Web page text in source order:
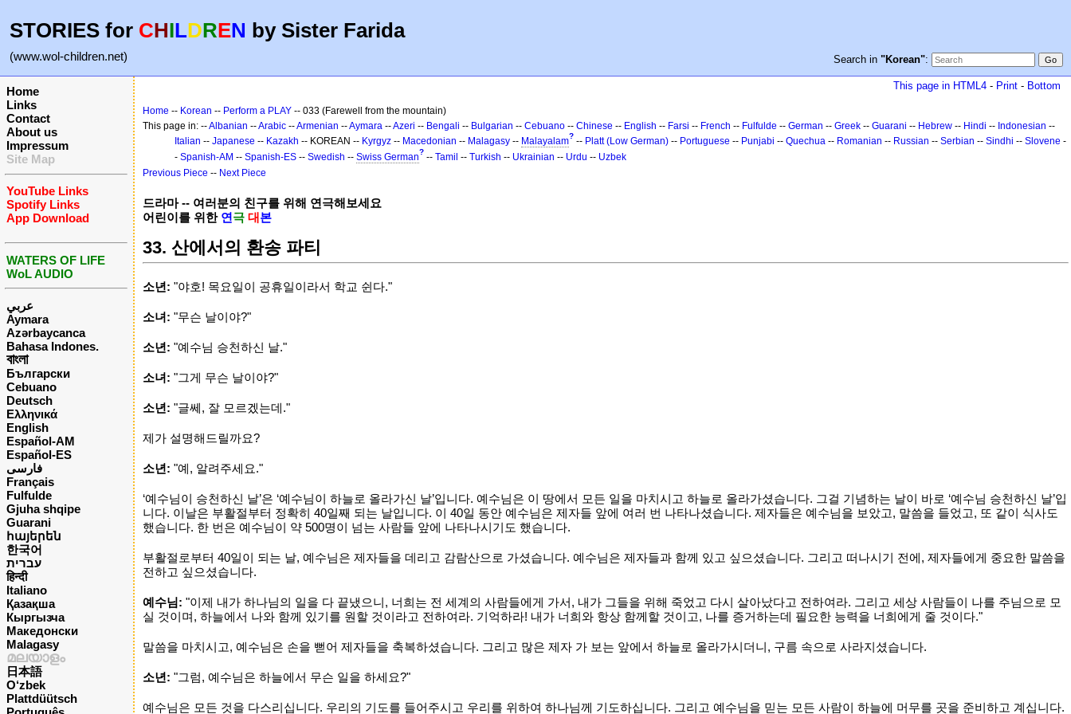
STORIES for CHILDREN by Sister Farida
(www.wol-children.net) Search in "Korean":
Home
Links
Contact
About us
Impressum
Site Map
YouTube Links
Spotify Links
App Download
WATERS OF LIFE
WoL AUDIO
عربي
Aymara
Azərbaycanca
Bahasa Indones.
বাংলা
Български
Cebuano
Deutsch
Ελληνικά
English
Español-AM
Español-ES
فارسی
Français
Fulfulde
Gjuha shqipe
Guarani
հայերեն
한국어
עברית
हिन्दी
Italiano
Қазақша
Кыргызча
Македонски
Malagasy
മലയാളം
日本語
O‘zbek
Plattdüütsch
This page in HTML4 - Print - Bottom
Home -- Korean -- Perform a PLAY -- 033 (Farewell from the mountain)
This page in: --Albanian --Arabic --Armenian --Aymara --Azeri -- Bengali -- Bulgarian -- Cebuano -- Chinese -- English -- Farsi -- French -- Fulfulde -- German -- Greek -- Guarani -- Hebrew -- Hindi -- Indonesian --
Italian -- Japanese -- Kazakh -- KOREAN -- Kyrgyz -- Macedonian -- Malagasy -- Malayalam? -- Platt (Low German) -- Portuguese -- Punjabi -- Quechua -- Romanian -- Russian -- Serbian -- Sindhi -- Slovene -
- Spanish-AM -- Spanish-ES -- Swedish -- Swiss German? -- Tamil -- Turkish -- Ukrainian -- Urdu -- Uzbek
Previous Piece -- Next Piece
드라마 -- 여러분의 친구를 위해 연극해보세요
어린이를 위한 연극 대본
33. 산에서의 환송 파티
소년: "야호! 목요일이 공휴일이라서 학교 쉰다."
소녀: "무슨 날이야?"
소년: "예수님 승천하신 날."
소녀: "그게 무슨 날이야?"
소년: "글쎄, 잘 모르겠는데."
제가 설명해드릴까요?
소년: "예, 알려주세요."
‘예수님이 승천하신 날’은 ‘예수님이 하늘로 올라가신 날’입니다. 예수님은 이 땅에서 모든 일을 마치시고 하늘로 올라가셨습니다. 그걸 기념하는 날이 바로 ‘예수님 승천하신 날’입
니다. 이날은 부활절부터 정확히 40일째 되는 날입니다. 이 40일 동안 예수님은 제자들 앞에 여러 번 나타나셨습니다. 제자들은 예수님을 보았고, 말씀을 들었고, 또 같이 식사도
했습니다. 한 번은 예수님이 약 500명이 넘는 사람들 앞에 나타나시기도 했습니다.
부활절로부터 40일이 되는 날, 예수님은 제자들을 데리고 감람산으로 가셨습니다. 예수님은 제자들과 함께 있고 싶으셨습니다. 그리고 떠나시기 전에, 제자들에게 중요한 말씀을
전하고 싶으셨습니다.
예수님: "이제 내가 하나님의 일을 다 끝냈으니, 너희는 전 세계의 사람들에게 가서, 내가 그들을 위해 죽었고 다시 살아났다고 전하여라. 그리고 세상 사람들이 나를 주님으로 모
실 것이며, 하늘에서 나와 함께 있기를 원할 것이라고 전하여라. 기억하라! 내가 너희와 항상 함께할 것이고, 나를 증거하는데 필요한 능력을 너희에게 줄 것이다."
말씀을 마치시고, 예수님은 손을 뻗어 제자들을 축복하셨습니다. 그리고 많은 제자 가 보는 앞에서 하늘로 올라가시더니, 구름 속으로 사라지셨습니다.
소년: "그럼, 예수님은 하늘에서 무슨 일을 하세요?"
예수님은 모든 것을 다스리십니다. 우리의 기도를 들어주시고 우리를 위하여 하나님께 기도하십니다. 그리고 예수님을 믿는 모든 사람이 하늘에 머무를 곳을 준비하고 계십니다.